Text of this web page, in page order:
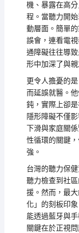
機、暴露在高
程。當聽力開
動層面。簡單
誤會，連看電
通障礙往往導
形中加深了與
更令人擔憂的
而延誤就醫。
鈍，實際上卻
隱形障礙不僅
下滑與家庭關
性循環的關鍵
強。
台灣的聽力保
聽力檢查到社
援。然而，最
化」的刻板印
能透過藍牙與
關鍵在於正視